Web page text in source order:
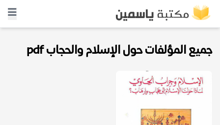
جميع المؤلفات حول الإسلام والحجاب pdf